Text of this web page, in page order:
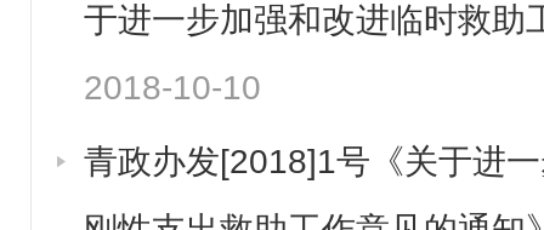
于进一步加强和改进临时救助
2018-10-10
青政办发[2018]1号《关于进